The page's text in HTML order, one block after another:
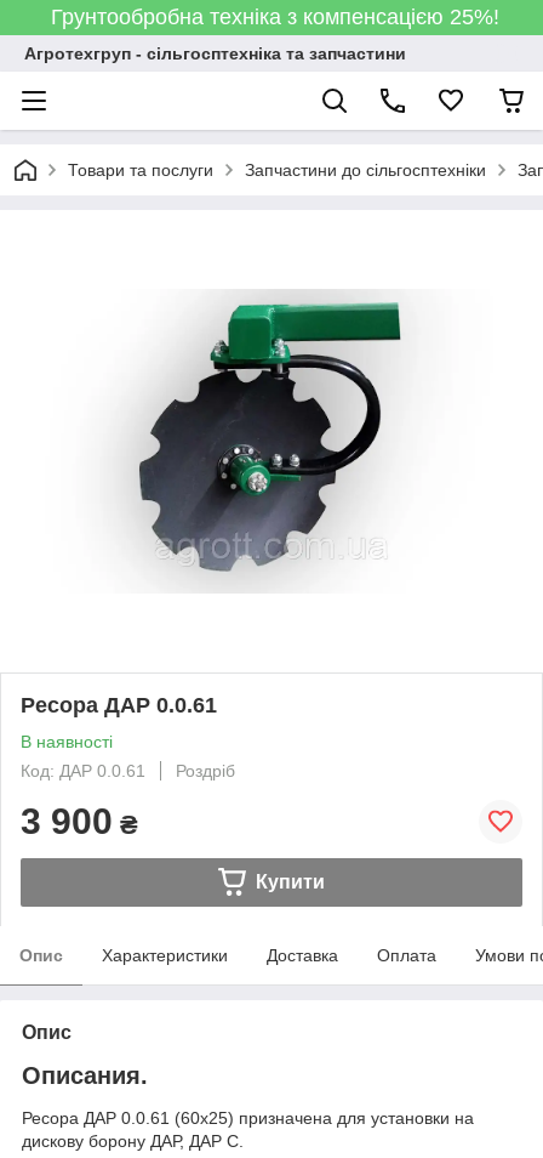
Грунтообробна техніка з компенсацією 25%!
Агротехгруп - сільгосптехніка та запчастини
Товари та послуги Запчастини до сільгосптехніки
Ресора ДАР 0.0.61
В наявності
Код: ДАР 0.0.61
Роздріб
3 900 ₴
Купити
Опис Характеристики Доставка Оплата Умови
Опис
Описания.
Ресора ДАР 0.0.61 (60х25) призначена для установки на
дискову борону ДАР, ДАР С.